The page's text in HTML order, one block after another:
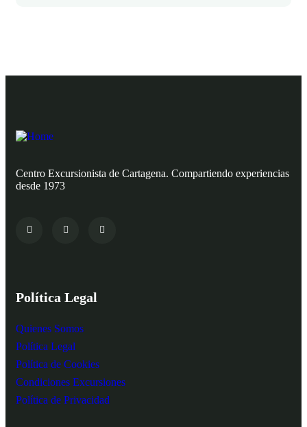
Centro Excursionista de Cartagena. Compartiendo experiencias
desde 1973
Política Legal
Quienes Somos
Política Legal
Política de Cookies
Condiciones Excursiones
Política de Privacidad